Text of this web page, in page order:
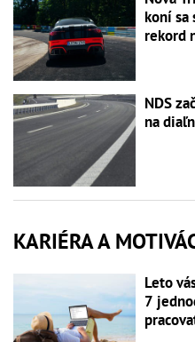
koní sa
rekord
NDS
na
KARIÉRA A
Leto
7